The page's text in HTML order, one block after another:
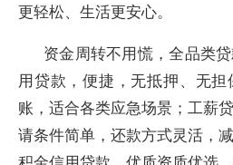
更轻松、生活更安心。
资金周转不用慌，全品类
用贷款，便捷，无抵押、无
账，适合各类应急场景；工薪
请条件简单，还款方式灵活，